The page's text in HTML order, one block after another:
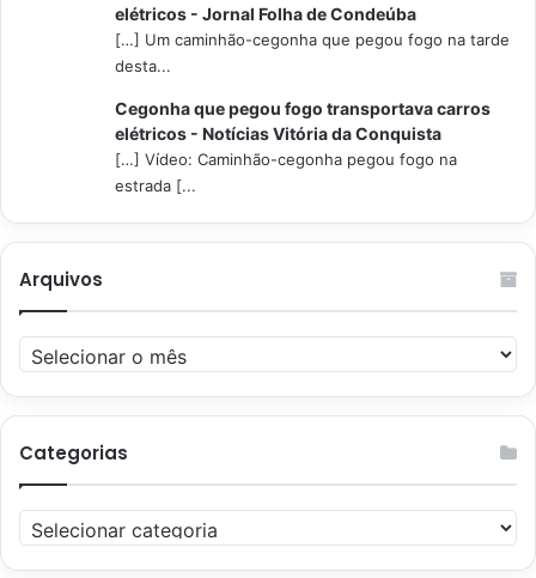
elétricos - Jornal Folha de Condeúba
[…] Um caminhão-cegonha que pegou fogo na tarde
desta...
Cegonha que pegou fogo transportava carros
elétricos - Notícias Vitória da Conquista
[…] Vídeo: Caminhão-cegonha pegou fogo na
estrada [...
Arquivos
Arquivos
Categorias
Categorias